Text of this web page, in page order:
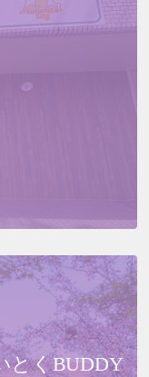
とくBUDDY